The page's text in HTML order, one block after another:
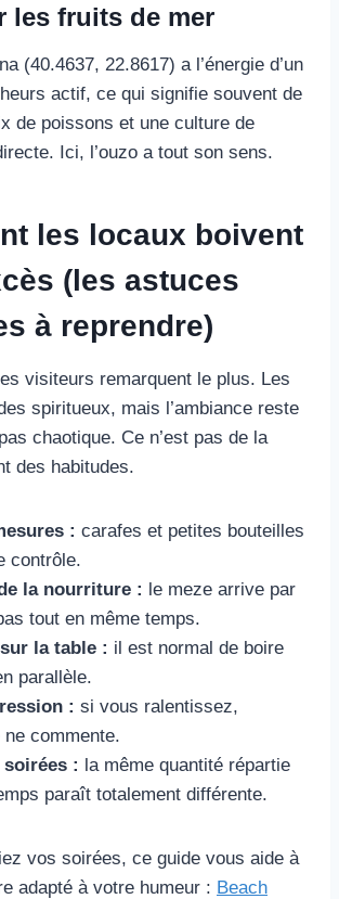
les fruits de mer
(40.4637, 22.8617) a l’énergie d’un
actif, ce qui signifie souvent de
de poissons et une culture de
Ici, l’ouzo a tout son sens.
les locaux boivent
(les astuces
à reprendre)
visiteurs remarquent le plus. Les
spiritueux, mais l’ambiance reste
chaotique. Ce n’est pas de la
des habitudes.
: carafes et petites bouteilles
contrôle.
la nourriture : le meze arrive par
tout en même temps.
sur la table : il est normal de boire
parallèle.
: si vous ralentissez,
ne commente.
: la même quantité répartie
paraît totalement différente.
vos soirées, ce guide vous aide à
adapté à votre humeur : Beach